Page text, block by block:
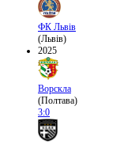
ФК Львів
(Львів)
2025
Ворскла
(Полтава)
3:0